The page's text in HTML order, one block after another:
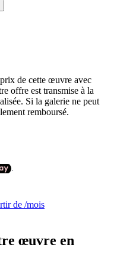
de cette œuvre avec
offre est transmise à la
Si la galerie ne peut
remboursé.
de /mois
œuvre en